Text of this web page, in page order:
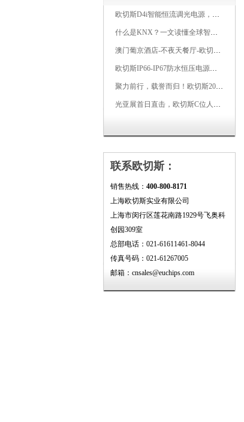
欧切斯D4i智能恒流调光电源，引领未来照明生态
什么是KNX？一文读懂全球智能建筑控制标准
澳门葡京酒店-不夜天餐厅-欧切斯KNX智能控制系统打造高端智慧空间
欧切斯IP66-IP67防水恒压电源，无惧风雨，智稳如一
聚力前行，载誉而归！欧切斯2026光亚展完美收官
光亚展首日直击，欧切斯C位人气爆棚-双奖加冕，实力再出圈
联系欧切斯：
销售热线： 400-800-8171
上海欧切斯实业有限公司
上海市闵行区莲花南路1929号飞奥科
创园309室
总部电话：021-61611461-8044
传真号码：021-61267005
邮箱：cnsales@euchips.com